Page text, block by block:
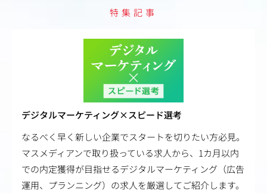
特集記事
デジタルマーケティング×スピード選考
なるべく早く新しい企業でスタートを切りたい方必見。
マスメディアンで取り扱っている求人から、1カ月以内
での内定獲得が目指せるデジタルマーケティング（広告
運用、プランニング）の求人を厳選してご紹介します。